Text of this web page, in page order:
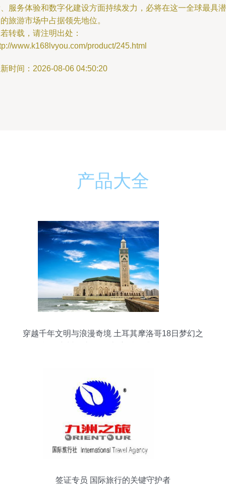
服务体验和数字化建设方面持续发力，必将在这一全球最具潜
旅游市场中占据领先地位。
转载，请注明出处：
www.k168lvyou.com/product/245.html
时间：2026-08-06 04:50:20
产品大全
穿越千年文明与浪漫奇境 土耳其摩洛哥18日梦幻之
签证专员 国际旅行的关键守护者